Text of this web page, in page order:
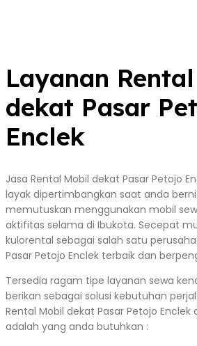
Layanan
dekat Pasar
Enclek
Jasa Rental Mobil dekat Pasar Petojo
layak dipertimbangkan saat anda
memutuskan menggunakan mobil
aktifitas selama di Ibukota. Secepat
kulorental sebagai salah satu
Pasar Petojo Enclek terbaik dan
Tersedia ragam tipe layanan sewa
berikan sebagai solusi kebutuhan
Rental Mobil dekat Pasar Petojo Enclek
adalah yang anda butuhkan :